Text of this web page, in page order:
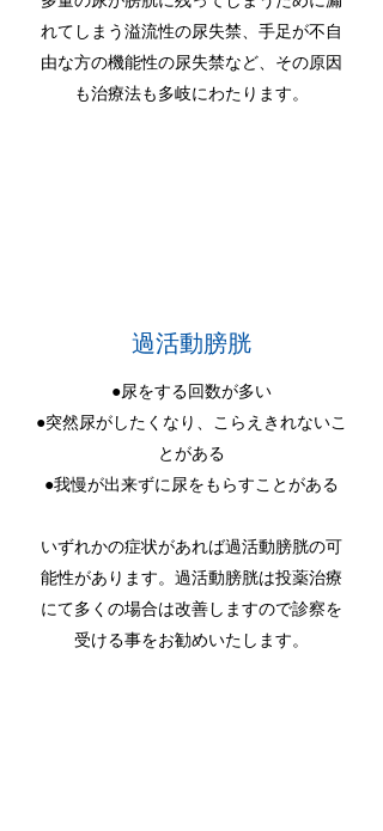
れてしまう溢流性の尿失禁、手足が不自
由な方の機能性の尿失禁など、その原因
も治療法も多岐にわたります。
過活動膀胱
●尿をする回数が多い
●突然尿がしたくなり、こらえきれないこ
とがある
●我慢が出来ずに尿をもらすことがある
いずれかの症状があれば過活動膀胱の可
能性があります。過活動膀胱は投薬治療
にて多くの場合は改善しますので診察を
受ける事をお勧めいたします。